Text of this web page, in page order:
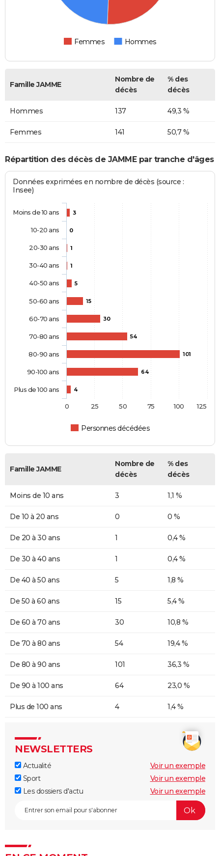
Femmes Hommes
Famille JAMME
Nombre de
décès
% des
décès
Hommes 137 49,3 %
Femmes 141 50,7 %
Répartition des décès de JAMME par tranche d'âges
Données exprimées en nombre de décès (source :
Insee)
3
0
1
1
5
15
30
54
101
64
4
Personnes décédées
Moins de 10 ans
10-20 ans
20-30 ans
30-40 ans
40-50 ans
50-60 ans
60-70 ans
70-80 ans
80-90 ans
90-100 ans
Plus de 100 ans
0 100
25 50 75 125
Famille JAMME
Nombre de
décès
% des
décès
Moins de 10 ans 3 1,1 %
De 10 à 20 ans 0 0 %
De 20 à 30 ans 1 0,4 %
De 30 à 40 ans 1 0,4 %
De 40 à 50 ans 5 1,8 %
De 50 à 60 ans 15 5,4 %
De 60 à 70 ans 30 10,8 %
De 70 à 80 ans 54 19,4 %
De 80 à 90 ans 101 36,3 %
De 90 à 100 ans 64 23,0 %
Plus de 100 ans 4 1,4 %
NEWSLETTERS
Actualité
Voir un exemple
Sport
Voir un exemple
Les dossiers d'actu
Voir un exemple